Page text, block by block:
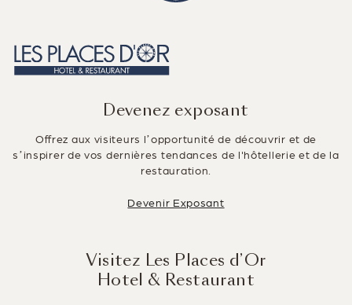
Devenez exposant
Offrez aux visiteurs l’opportunité de découvrir et de
s’inspirer de vos dernières tendances de l'hôtellerie et de la
restauration.
Devenir Exposant
Visitez Les Places d’Or
Hotel & Restaurant